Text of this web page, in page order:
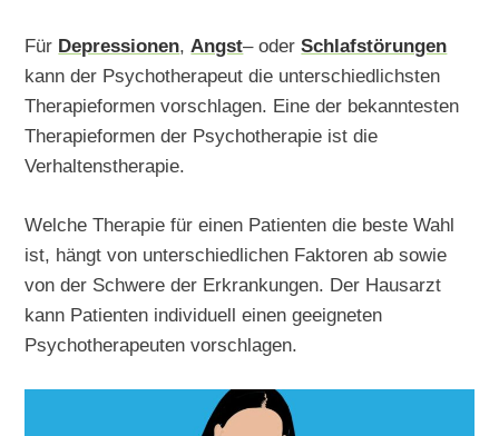
Für Depressionen, Angst– oderSchlafstörungen
kann der Psychotherapeut die unterschiedlichsten
Therapieformen vorschlagen. Eine der bekanntesten
Therapieformen der Psychotherapie ist die
Verhaltenstherapie.
Welche Therapie für einen Patienten die beste Wahl
ist, hängt von unterschiedlichen Faktoren ab sowie
von der Schwere der Erkrankungen. Der Hausarzt
kann Patienten individuell einen geeigneten
Psychotherapeuten vorschlagen.